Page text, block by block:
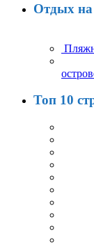
Отдых
Топ 10